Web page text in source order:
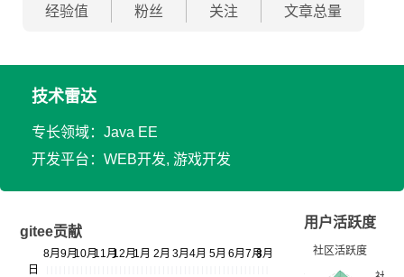
经验值 粉丝 关注 文章总量
技术雷达
专长领域：Java EE
开发平台：WEB开发, 游戏开发
gitee贡献
用户活跃度